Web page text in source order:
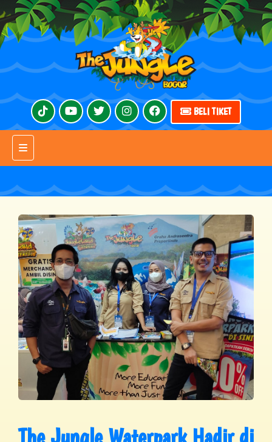
BELI TIKET
Toggle navigation